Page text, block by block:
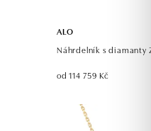
ALO
Náhrdelník s diamanty
od 114 759 Kč